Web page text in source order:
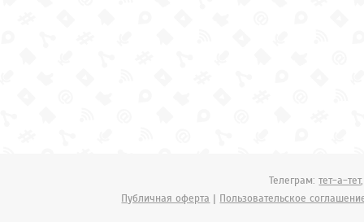
Телеграм:тет-а-тет
Публичная оферта | Пользовательское